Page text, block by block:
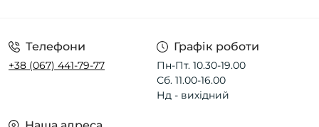
Телефони
+38 (067) 441-79-77
Графік роботи
Пн-Пт. 10.30-19.00
Сб. 11.00-16.00
Нд - вихідний